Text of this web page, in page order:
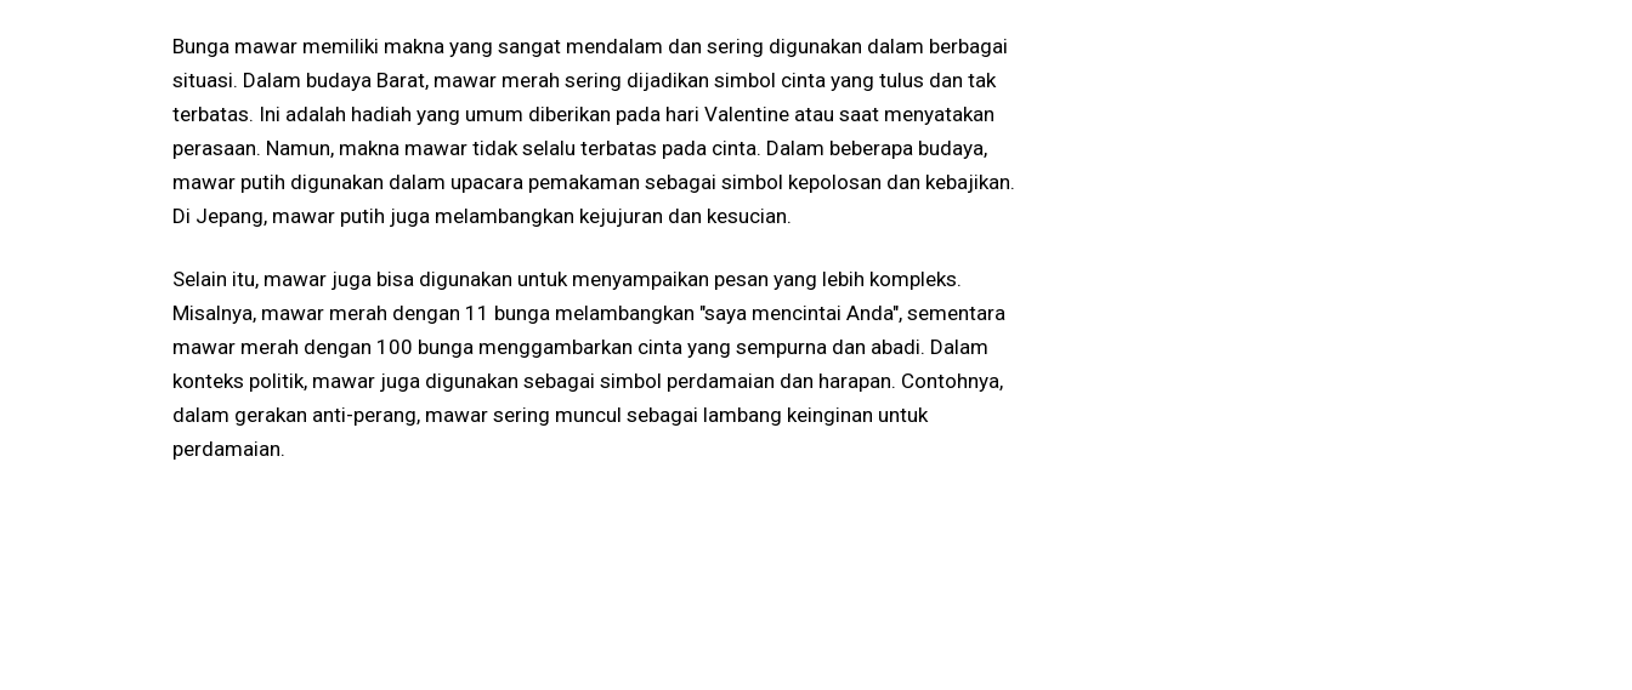
Bunga mawar memiliki makna yang sangat mendalam dan sering digunakan dalam berbagai
situasi. Dalam budaya Barat, mawar merah sering dijadikan simbol cinta yang tulus dan tak
terbatas. Ini adalah hadiah yang umum diberikan pada hari Valentine atau saat menyatakan
perasaan. Namun, makna mawar tidak selalu terbatas pada cinta. Dalam beberapa budaya,
mawar putih digunakan dalam upacara pemakaman sebagai simbol kepolosan dan kebajikan.
Di Jepang, mawar putih juga melambangkan kejujuran dan kesucian.
Selain itu, mawar juga bisa digunakan untuk menyampaikan pesan yang lebih kompleks.
Misalnya, mawar merah dengan 11 bunga melambangkan "saya mencintai Anda", sementara
mawar merah dengan 100 bunga menggambarkan cinta yang sempurna dan abadi. Dalam
konteks politik, mawar juga digunakan sebagai simbol perdamaian dan harapan. Contohnya,
dalam gerakan anti-perang, mawar sering muncul sebagai lambang keinginan untuk
perdamaian.